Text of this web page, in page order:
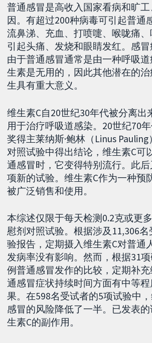
普通感冒是高收入国家看病和旷
因。有超过200种病毒可引起普通
流鼻涕、充血、打喷嚏、喉咙痛
引起头痛、发烧和眼睛发红。感冒
由于普通感冒通常是由一种呼吸
生素是无用的，因此其他潜在的
生具有重大意义。
维生素C自20世纪30年代被分离出
用于治疗呼吸道感染。20世纪70
奖得主莱纳斯·鲍林（Linus
对照试验中得出结论，维生素C可
通感冒时，它变得特别流行。此
项新的试验。维生素C作为一种预
被广泛销售和使用。
本综述仅限于每天检测0.2克或更
慰剂对照试验。根据涉及11,306
验报告，定期摄入维生素C对普通
发病率没有影响。然而，根据31
例普通感冒发作的比较，定期补
通感冒症状持续时间方面有中等
果。在598名受试者的5项试验中
感冒的风险降低了一半。已发表
生素C的副作用。